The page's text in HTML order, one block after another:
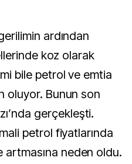
koz olarak
bile petrol ve emtia
oluyor. Bunun son
gerçekleşti.
petrol fiyatlarında
artmasına neden oldu.